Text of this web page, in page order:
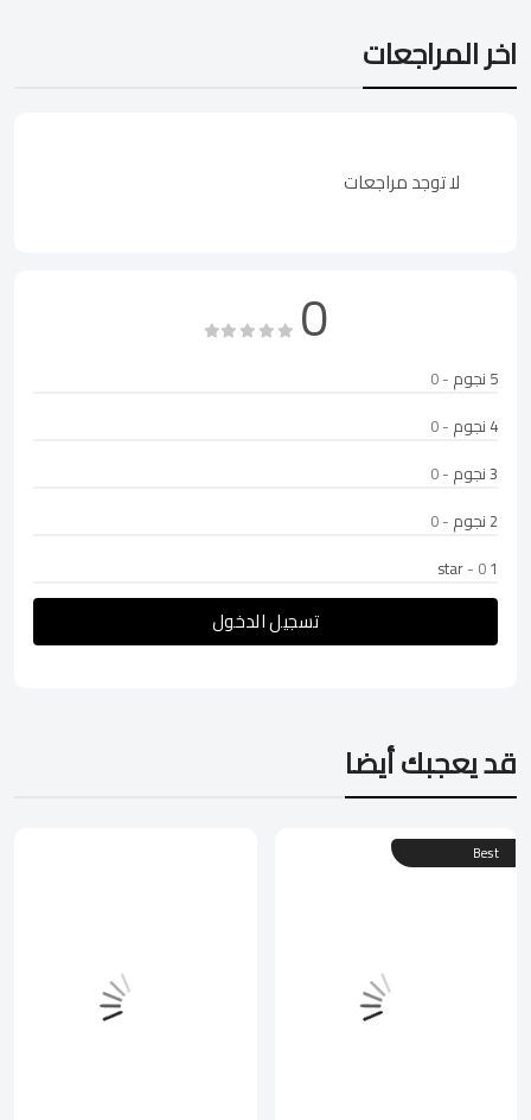
اخر المراجعات
لا توجد مراجعات
0
5 نجوم
- 0
4 نجوم
- 0
3 نجوم
- 0
2 نجوم
- 0
1 star
- 0
تسجيل الدخول
قد يعجبك أيضا
Best